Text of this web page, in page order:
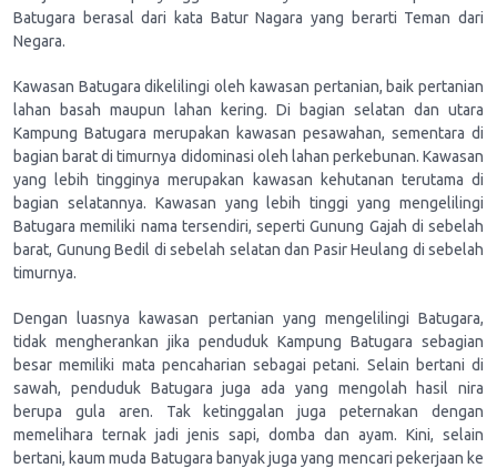
Batugara berasal dari kata Batur Nagara yang berarti Teman dari
Negara.
Kawasan Batugara dikelilingi oleh kawasan pertanian, baik pertanian
lahan basah maupun lahan kering. Di bagian selatan dan utara
Kampung Batugara merupakan kawasan pesawahan, sementara di
bagian barat di timurnya didominasi oleh lahan perkebunan. Kawasan
yang lebih tingginya merupakan kawasan kehutanan terutama di
bagian selatannya. Kawasan yang lebih tinggi yang mengelilingi
Batugara memiliki nama tersendiri, seperti Gunung Gajah di sebelah
barat, Gunung Bedil di sebelah selatan dan Pasir Heulang di sebelah
timurnya.
Dengan luasnya kawasan pertanian yang mengelilingi Batugara,
tidak mengherankan jika penduduk Kampung Batugara sebagian
besar memiliki mata pencaharian sebagai petani. Selain bertani di
sawah, penduduk Batugara juga ada yang mengolah hasil nira
berupa gula aren. Tak ketinggalan juga peternakan dengan
memelihara ternak jadi jenis sapi, domba dan ayam. Kini, selain
bertani, kaum muda Batugara banyak juga yang mencari pekerjaan ke